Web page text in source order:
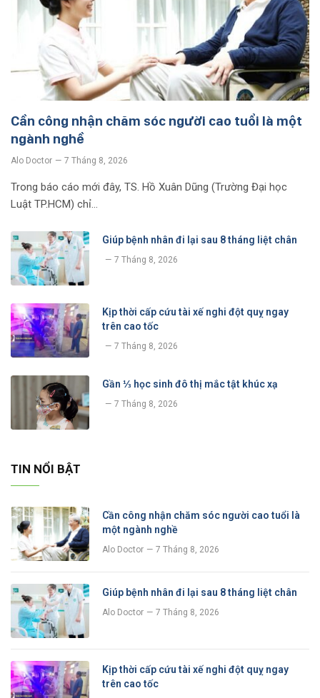
Cần công nhận chăm sóc người cao tuổi là một
ngành nghề
Alo Doctor 7 Tháng 8, 2026
Trong báo cáo mới đây, TS. Hồ Xuân Dũng (Trường Đại học
Luật TP.HCM) chỉ…
Giúp bệnh nhân đi lại sau 8 tháng liệt chân
7 Tháng 8, 2026
Kịp thời cấp cứu tài xế nghi đột quỵ ngay
trên cao tốc
7 Tháng 8, 2026
Gần ⅓ học sinh đô thị mắc tật khúc xạ
7 Tháng 8, 2026
TIN NỔI BẬT
Cần công nhận chăm sóc người cao tuổi là
một ngành nghề
Alo Doctor 7 Tháng 8, 2026
Giúp bệnh nhân đi lại sau 8 tháng liệt chân
Alo Doctor 7 Tháng 8, 2026
Kịp thời cấp cứu tài xế nghi đột quỵ ngay
trên cao tốc